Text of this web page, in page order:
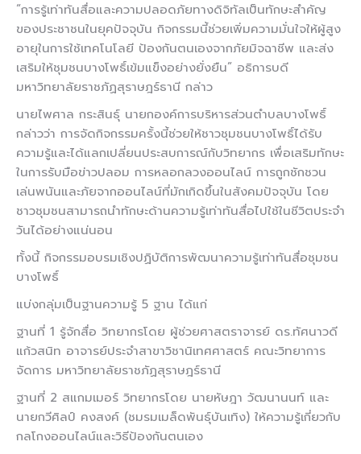
“การรู้เท่าทันสื่อและความปลอดภัยทางดิจิทัลเป็นทักษะสำคัญ
ของประชาชนในยุคปัจจุบัน กิจกรรมนี้ช่วยเพิ่มความมั่นใจให้ผู้สูง
อายุในการใช้เทคโนโลยี ป้องกันตนเองจากภัยมิจฉาชีพ และส่ง
เสริมให้ชุมชนบางโพธิ์เข้มแข็งอย่างยั่งยืน” อธิการบดี
มหาวิทยาลัยราชภัฏสุราษฎร์ธานี กล่าว
นายไพศาล กระสินธุ์ นายกองค์การบริหารส่วนตำบลบางโพธิ์
กล่าวว่า การจัดกิจกรรมครั้งนี้ช่วยให้ชาวชุมชนบางโพธิ์ได้รับ
ความรู้และได้แลกเปลี่ยนประสบการณ์กับวิทยากร เพื่อเสริมทักษะ
ในการรับมือข่าวปลอม การหลอกลวงออนไลน์ การถูกชักชวน
เล่นพนันและภัยจากออนไลน์ที่มักเกิดขึ้นในสังคมปัจจุบัน โดย
ชาวชุมชนสามารถนำทักษะด้านความรู้เท่าทันสื่อไปใช้ในชีวิตประจำ
วันได้อย่างแน่นอน
ทั้งนี้ กิจกรรมอบรมเชิงปฏิบัติการพัฒนาความรู้เท่าทันสื่อชุมชน
บางโพธิ์
แบ่งกลุ่มเป็นฐานความรู้ 5 ฐาน ได้แก่
ฐานที่ 1 รู้จักสื่อ วิทยากรโดย ผู้ช่วยศาสตราจารย์ ดร.ทัศนาวดี
แก้วสนิท อาจารย์ประจำสาขาวิชานิเทศศาสตร์ คณะวิทยาการ
จัดการ มหาวิทยาลัยราชภัฏสุราษฎร์ธานี
ฐานที่ 2 สแกมเมอร์ วิทยากรโดย นายหัษฎา วัฒนานนท์ และ
นายกวีศิลป์ คงสงค์ (ชมรมเมล็ดพันธุ์บันเทิง) ให้ความรู้เกี่ยวกับ
กลโกงออนไลน์และวิธีป้องกันตนเอง